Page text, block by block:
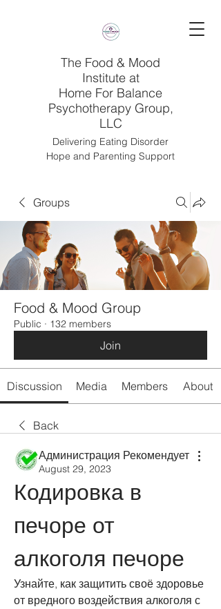
The Food & Mood
Institute at
Home For Balance
Psychotherapy Group,
LLC
Delivering Eating Disorder
Hope and Parenting Support
Groups
Food & Mood Group
Public · 132 members
Join
Discussion Media Members About
Back
Администрация Рекомендует
August 29, 2023
Кодировка в
печоре от
алкоголя печоре
Узнайте, как защитить своё здоровье
от вредного воздействия алкоголя с